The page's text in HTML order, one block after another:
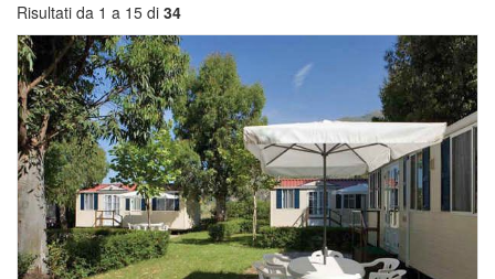
Risultati da 1 a 15 di 34